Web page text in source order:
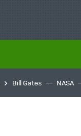
Bill Gates NASA